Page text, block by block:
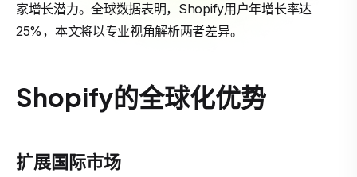
家增长潜力。全球数据表明，Shopify用户年增长率达
25%，本文将以专业视角解析两者差异。
Shopify的全球化优势
扩展国际市场